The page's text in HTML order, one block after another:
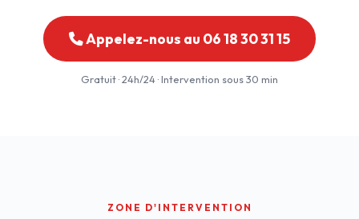
Appelez-nous au 06 18 30 31 15
Gratuit · 24h/24 · Intervention sous 30 min
ZONE D'INTERVENTION